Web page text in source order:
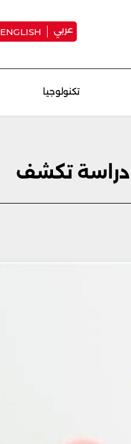
عربي ENGLISH
تكنولوجيا
دراسة تكشف